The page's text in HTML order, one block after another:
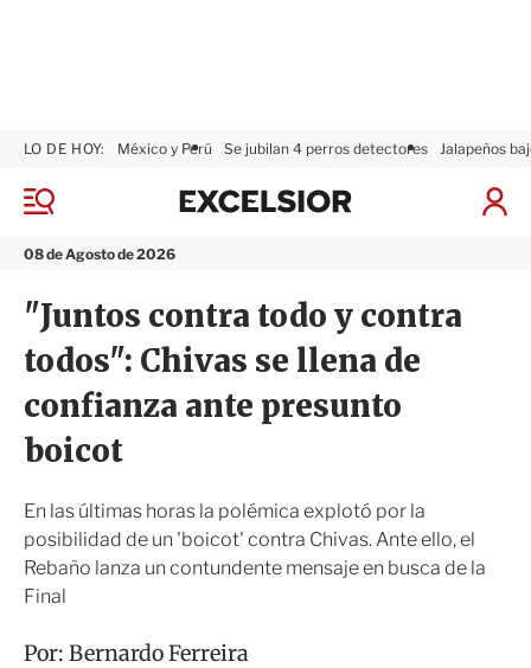
M
n
08 de Agosto de 2026
LO DE HOY: México y Perú Se jubilan 4 perros detectores Jalapeños
I
x
i
r
"Juntos contra todo y contra
todos": Chivas se llena de
confianza ante presunto
boicot
En las últimas horas la polémica explotó por la
posibilidad de un 'boicot' contra Chivas. Ante ello, el
Rebaño lanza un contundente mensaje en busca de la
Final
Por: Bernardo Ferreira